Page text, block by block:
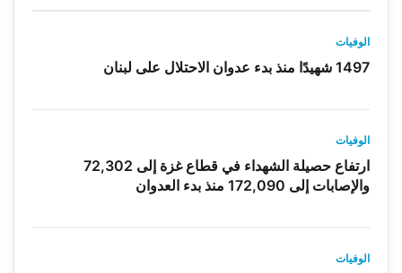
الوفيات
1497 شهيدًا منذ بدء عدوان الاحتلال على لبنان
الوفيات
ارتفاع حصيلة الشهداء في قطاع غزة إلى 72,302
والإصابات إلى 172,090 منذ بدء العدوان
الوفيات